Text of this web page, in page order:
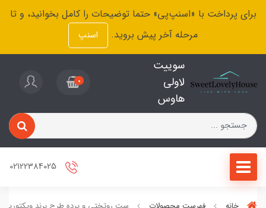
برای پرداخت با «اسنپ‌پی» حتما توضیحات را کامل بخوانید، و تا
مرحله آخر پیش بروید.
اسنپ
سوییت
لاولی
هاوس
0